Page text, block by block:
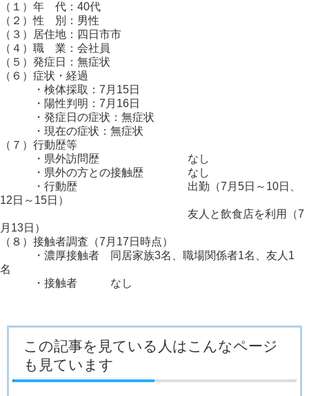
（１）年 代：40代
（２）性 別：男性
（３）居住地：四日市市
（４）職 業：会社員
（５）発症日：無症状
（６）症状・経過
・検体採取：7月15日
・陽性判明：7月16日
・発症日の症状：無症状
・現在の症状：無症状
（７）行動歴等
・県外訪問歴 なし
・県外の方との接触歴 なし
・行動歴 出勤（7月5日～10日、
12日～15日）
友人と飲食店を利用（7
月13日）
（８）接触者調査（7月17日時点）
・濃厚接触者 同居家族3名、職場関係者1名、友人1
名
・接触者 なし
この記事を見ている人はこんなページ
も見ています